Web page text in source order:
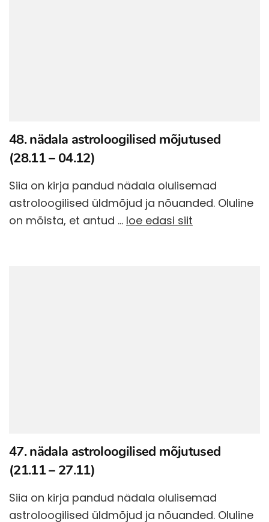
48. nädala astroloogilised mõjutused
(28.11 – 04.12)
Siia on kirja pandud nädala olulisemad
astroloogilised üldmõjud ja nõuanded. Oluline
on mõista, et antud … loe edasi siit
47. nädala astroloogilised mõjutused
(21.11 – 27.11)
Siia on kirja pandud nädala olulisemad
astroloogilised üldmõjud ja nõuanded. Oluline